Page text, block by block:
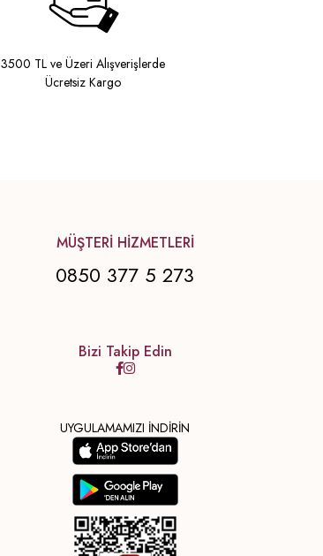
3500 TL ve Üzeri Alışverişlerde
Ücretsiz Kargo
MÜŞTERİ HİZMETLERİ
0850 377 5 273
Bizi Takip Edin
UYGULAMAMIZI İNDİRİN